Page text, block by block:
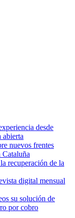
desde
abierta
nuevos frentes
Cataluña
recuperación de la
digital mensual
su solución de
por cobro